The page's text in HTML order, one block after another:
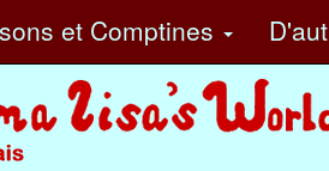
et Comptines